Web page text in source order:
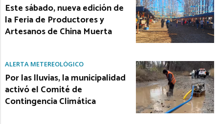
Este sábado, nueva edición de
la Feria de Productores y
Artesanos de China Muerta
ALERTA METEREOLÓGICO
Por las lluvias, la municipalidad
activó el Comité de
Contingencia Climática